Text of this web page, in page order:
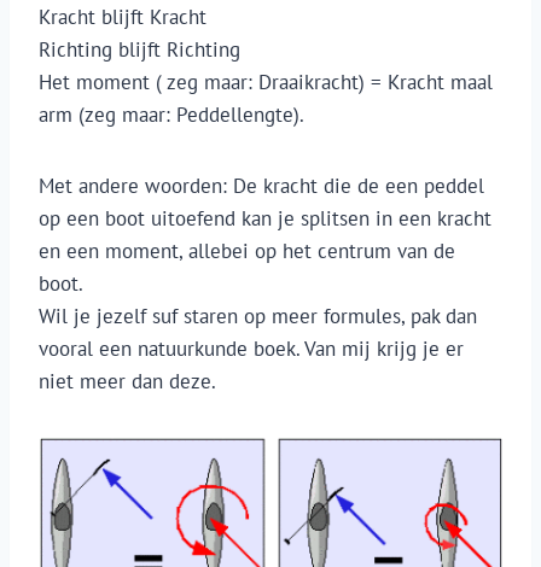
Kracht blijft Kracht
Richting blijft Richting
Het moment ( zeg maar: Draaikracht) = Kracht maal
arm (zeg maar: Peddellengte).
Met andere woorden: De kracht die de een peddel
op een boot uitoefend kan je splitsen in een kracht
en een moment, allebei op het centrum van de
boot.
Wil je jezelf suf staren op meer formules, pak dan
vooral een natuurkunde boek. Van mij krijg je er
niet meer dan deze.